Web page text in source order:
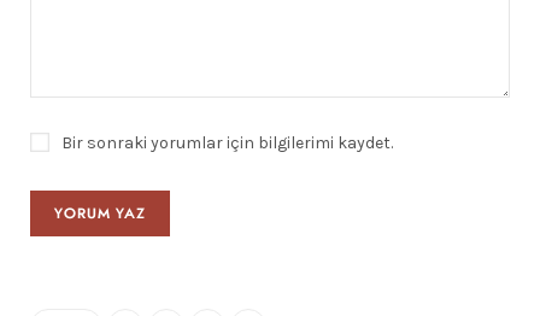
Bir sonraki yorumlar için bilgilerimi kaydet.